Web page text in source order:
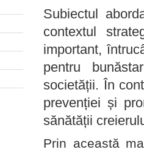
Subiectul
contextul
important,
pentru
societății. În
prevenției și
sănătății
Prin această